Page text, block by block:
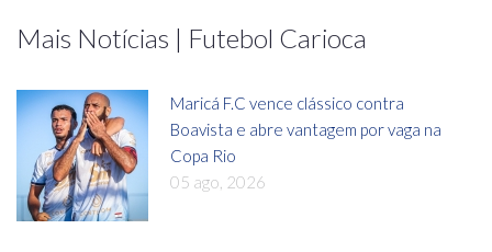
Mais Notícias | Futebol Carioca
Maricá F.C vence clássico contra
Boavista e abre vantagem por vaga na
Copa Rio
05 ago, 2026